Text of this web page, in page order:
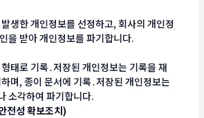
생한 개인정보를 선정하고, 회사의 개인정
을 받아 개인정보를 파기합니다.
태로 기록․저장된 개인정보는 기록을 재
며, 종이 문서에 기록․저장된 개인정보는
소각하여 파기합니다.
전성 확보조치)